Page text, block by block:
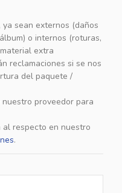
sean externos (daños
o internos (roturas,
extra
reclamaciones si se nos
del paquete /
proveedor para
al respecto en nuestro
.